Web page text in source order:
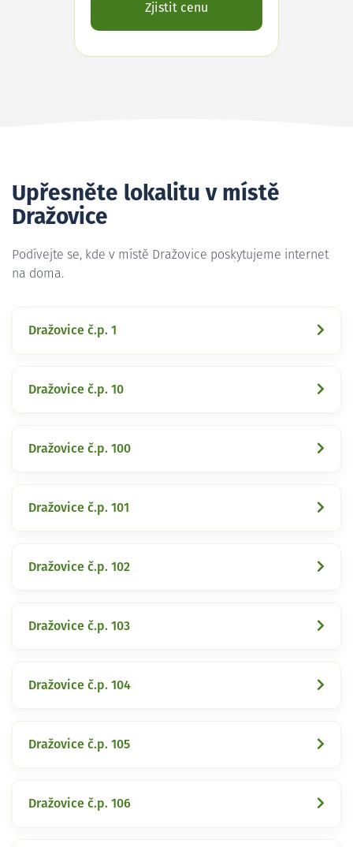
Zjistit cenu
Upřesněte lokalitu v místě
Dražovice
Podívejte se, kde v místě Dražovice poskytujeme internet
na doma.
Dražovice č.p. 1
Dražovice č.p. 10
Dražovice č.p. 100
Dražovice č.p. 101
Dražovice č.p. 102
Dražovice č.p. 103
Dražovice č.p. 104
Dražovice č.p. 105
Dražovice č.p. 106